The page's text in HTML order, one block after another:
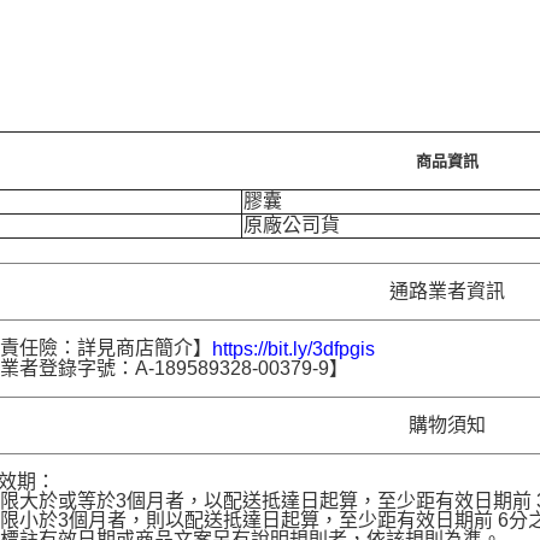
商品資訊
膠囊
原廠公司貨
通路業者資訊
任險：詳見商店簡介】
https://bit.ly/3dfpgis
者登錄字號：A-189589328-00379-9】
購物須知
期：
大於或等於3個月者，以配送抵達日起算，至少距有效日期前
小於3個月者，則以配送抵達日起算，至少距有效日期前 6分